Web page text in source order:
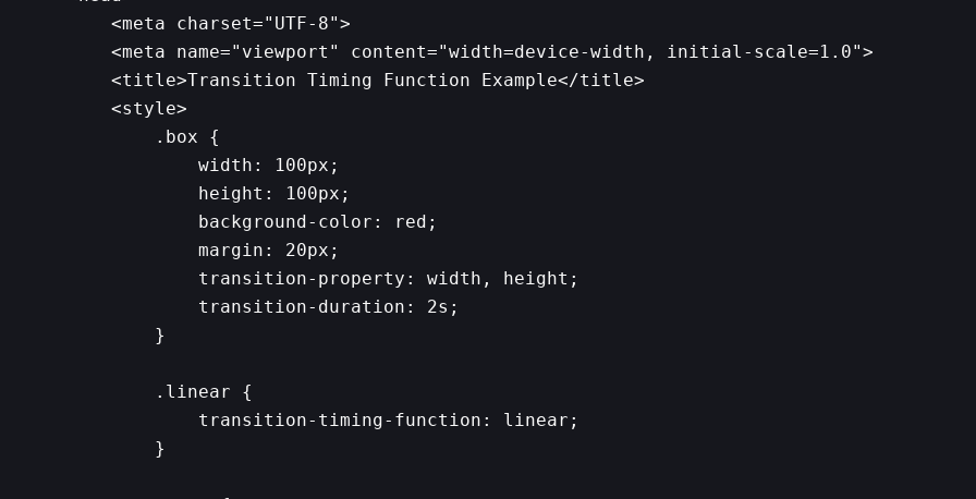
    <meta charset="UTF-8">
    <meta name="viewport" content="width=device-width, initial-scale=1.0">
    <title>Transition Timing Function Example</title>
    <style>
        .box {
            width: 100px;
            height: 100px;
            background-color: red;
            margin: 20px;
            transition-property: width, height;
            transition-duration: 2s;
        }
        .linear {
            transition-timing-function: linear;
        }